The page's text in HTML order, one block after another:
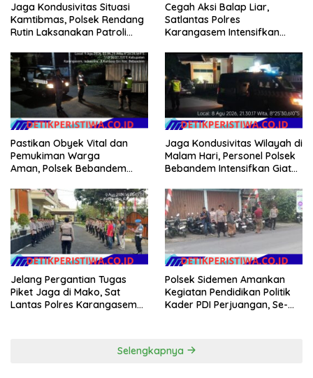
Jaga Kondusivitas Situasi
Kamtibmas, Polsek Rendang
Rutin Laksanakan Patroli
Cegah Aksi Balap Liar,
Satlantas Polres
Karangasem Intensifkan
Seraya
Pastikan Obyek Vital dan
Pemukiman Warga
Aman, Polsek Bebandem
pada Dini Hari
Jaga Kondusivitas Wilayah di
Malam Hari, Personel Polsek
Bebandem Intensifkan Giat
Jelang Pergantian Tugas
Piket Jaga di Mako, Sat
Lantas Polres Karangasem
Polsek Sidemen Amankan
Kegiatan Pendidikan Politik
Kader PDI Perjuangan, Se-
Selengkapnya